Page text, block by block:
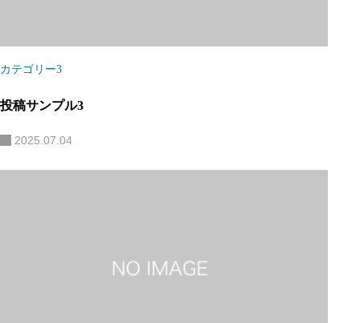
カテゴリー3
投稿サンプル3
2025.07.04